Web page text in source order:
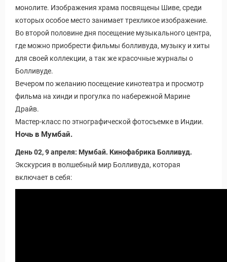
монолите. Изображения храма посвящены Шиве, среди
которых особое место занимает трехликое изображение.
Во второй половине дня посещение музыкального центра,
где можно приобрести фильмы болливуда, музыку и хиты
для своей коллекции, а так же красочные журналы о
Болливуде.
Вечером по желанию посещение кинотеатра и просмотр
фильма на хинди и прогулка по набережной Марине
Драйв.
Мастер-класс по этнографической фотосъемке в Индии.
Ночь в Мумбай.
День 02, 9 апреля: Мумбай. Кинофабрика Болливуд.
Экскурсия в волшебный мир Болливуда, которая
включает в себя: